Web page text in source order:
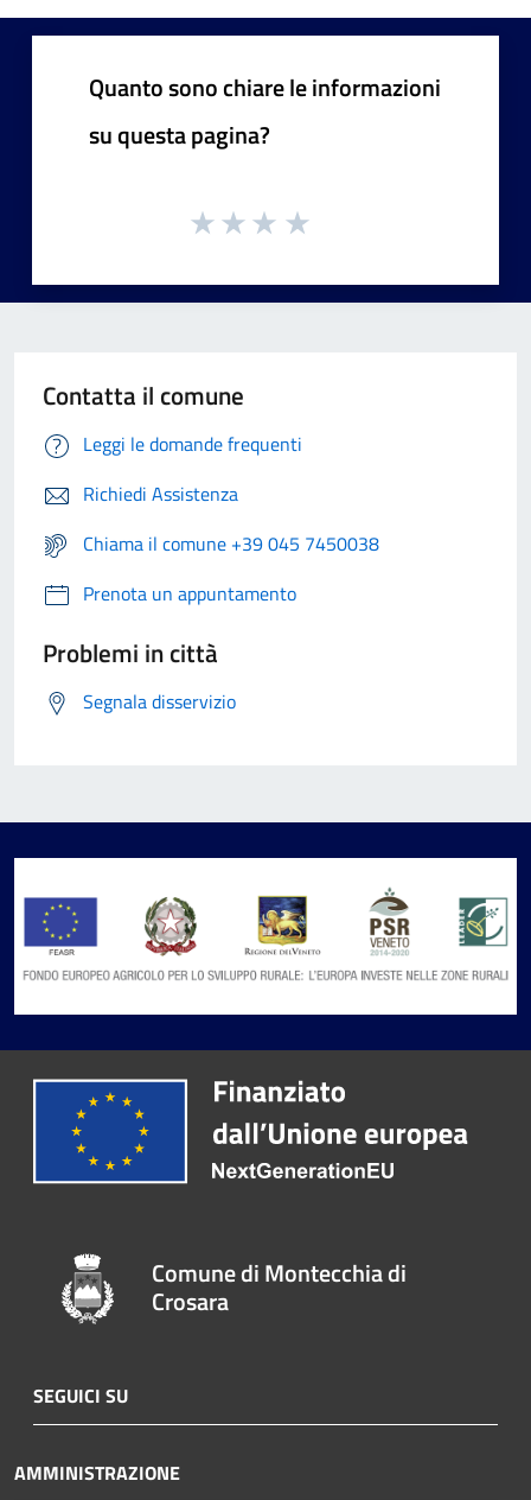
Quanto sono chiare le informazioni
su questa pagina?
Contatta il comune
Leggi le domande frequenti
Richiedi Assistenza
Chiama il comune +39 045 7450038
Prenota un appuntamento
Problemi in città
Segnala disservizio
Comune di Montecchia di
Crosara
SEGUICI SU
AMMINISTRAZIONE